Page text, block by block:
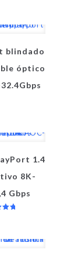
blindado
óptico
1.4
8K-
Gbps